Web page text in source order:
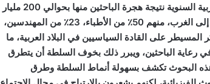
الاقتصادي والتنمية، حتى نهاية القرن العشرين، وتقدر خسائر الدول العربية السنوية نتيجة هجرة الباحثين منها بحوالي 200 مليار
دولار، حيث يساهم الوطن العربي بـ31٪ من الكفاءات العلمية المهاجرة إلى الغرب، منهم 50٪ من الأطباء، 23٪ من المهندسين،
المسيطر على القادة السياسيين في البلاد العربية، ما
رعاية الباحثين، ويبرر ذلك بخوف السلطة أن يتطرق
هذه البحوث تكشف بسهولة أنماط السلطة وطرق